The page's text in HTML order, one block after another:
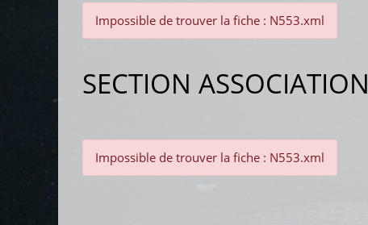
Impossible de trouver la fiche : N553.xml
SECTION ASSOCIATION
Impossible de trouver la fiche : N553.xml